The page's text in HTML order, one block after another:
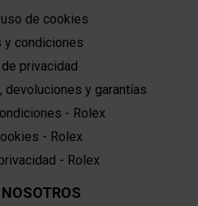
de cookies
y condiciones
privacidad
devoluciones y garantías
- Rolex
- Rolex
- Rolex